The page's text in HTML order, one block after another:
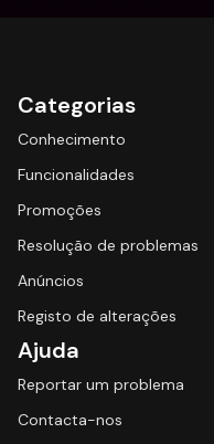
Categorias
Conhecimento
Funcionalidades
Promoções
Resolução de problemas
Anúncios
Registo de alterações
Ajuda
Reportar um problema
Contacta-nos